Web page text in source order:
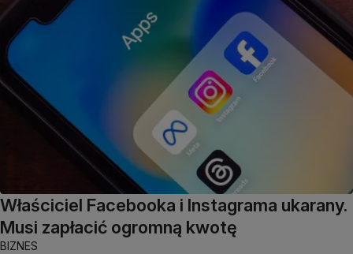
Właściciel Facebooka i Instagrama ukarany.
Musi zapłacić ogromną kwotę
BIZNES